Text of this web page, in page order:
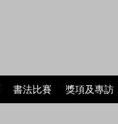
書法比賽 獎項及專訪